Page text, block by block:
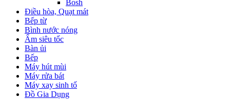
Bosh
Điều hòa, Quạt mát
Bếp từ
Bình nước nóng
Ấm siêu tốc
Bàn ủi
Bếp
Máy hút mùi
Máy rửa bát
Máy xay sinh tố
Đồ Gia Dụng